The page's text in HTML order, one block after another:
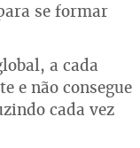
se formar
a cada
e não consegue
cada vez